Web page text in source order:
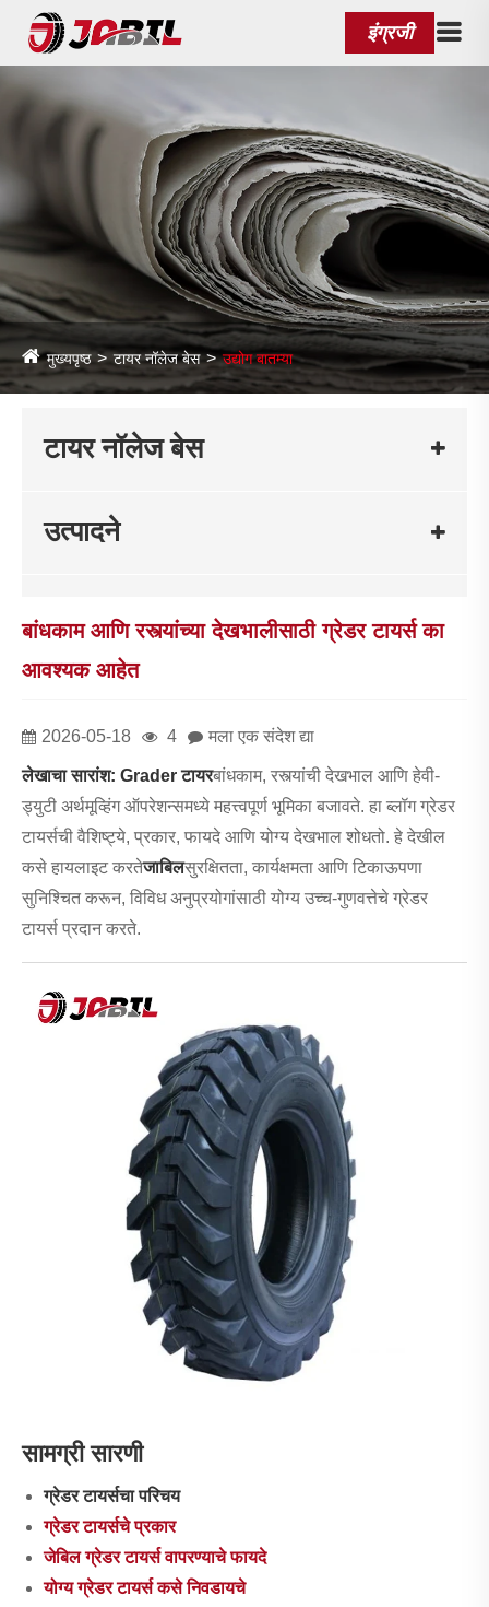
इंग्रजी
मुख्यपृष्ठ टायर नॉलेज बेस उद्योग बातम्या
टायर नॉलेज बेस
उत्पादने
बांधकाम आणि रस्त्यांच्या देखभालीसाठी ग्रेडर टायर्स का
आवश्यक आहेत
2026-05-18 4 मला एक संदेश द्या
लेखाचा सारांश: Grader टायरबांधकाम, रस्त्यांची देखभाल आणि हेवी-
ड्युटी अर्थमूव्हिंग ऑपरेशन्समध्ये महत्त्वपूर्ण भूमिका बजावते. हा ब्लॉग ग्रेडर
टायर्सची वैशिष्ट्ये, प्रकार, फायदे आणि योग्य देखभाल शोधतो. हे देखील
कसे हायलाइट करतेजाबिलसुरक्षितता, कार्यक्षमता आणि टिकाऊपणा
सुनिश्चित करून, विविध अनुप्रयोगांसाठी योग्य उच्च-गुणवत्तेचे ग्रेडर
टायर्स प्रदान करते.
सामग्री सारणी
ग्रेडर टायर्सचा परिचय
ग्रेडर टायर्सचे प्रकार
जेबिल ग्रेडर टायर्स वापरण्याचे फायदे
योग्य ग्रेडर टायर्स कसे निवडायचे